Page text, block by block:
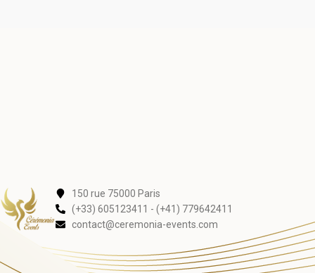
150 rue 75000 Paris
(+33) 605123411 - (+41) 779642411
contact@ceremonia-events.com